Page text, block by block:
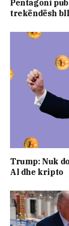
Pentagoni
trekëndësh
Trump: Nuk
Al dhe kripto